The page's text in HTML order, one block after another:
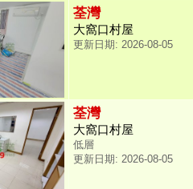
荃灣
大窩口村屋
更新日期: 2026-08-05
荃灣
大窩口村屋
低層
更新日期: 2026-08-05